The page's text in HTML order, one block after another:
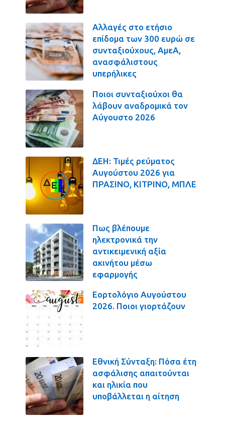
Αλλαγές στο ετήσιο
επίδομα των 300 ευρώ σε
συνταξιούχους, ΑμεΑ,
ανασφάλιστους
υπερήλικες
Ποιοι συνταξιούχοι θα
λάβουν αναδρομικά τον
Αύγουστο 2026
ΔΕΗ: Τιμές ρεύματος
Αυγούστου 2026 για
ΠΡΑΣΙΝΟ, ΚΙΤΡΙΝΟ, ΜΠΛΕ
Πως βλέπουμε
ηλεκτρονικά την
αντικειμενική αξία
ακινήτου μέσω
εφαρμογής
Εορτολόγιο Αυγούστου
2026. Ποιοι γιορτάζουν
Εθνική Σύνταξη: Πόσα έτη
ασφάλισης απαιτούνται
και ηλικία που
υποβάλλεται η αίτηση